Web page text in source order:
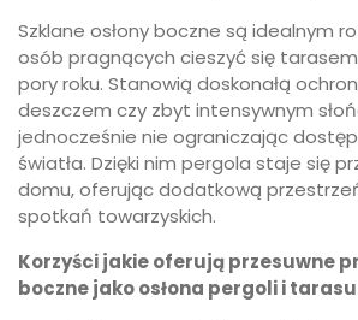
Szklane osłony boczne są idealnym
osób pragnących cieszyć się
pory roku. Stanowią doskonałą
deszczem czy zbyt intensywnym
jednocześnie nie ograniczając
światła. Dzięki nim pergola staje się
domu, oferując dodatkową
spotkań towarzyskich.
Korzyści jakie oferują przesuwne
boczne jako osłona pergoli i